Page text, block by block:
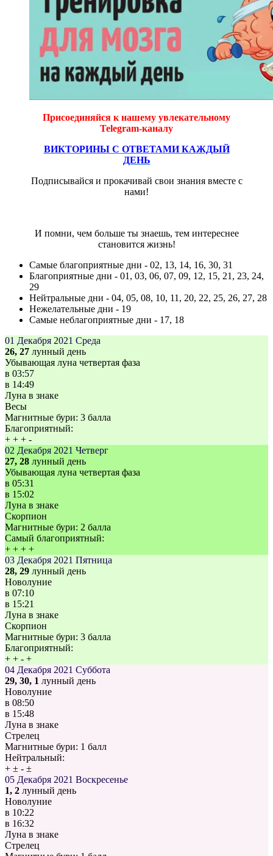
Присоединяйся к нашему увлекательному
Telegram-каналу
ВИКТОРИНЫ С ОТВЕТАМИ КАЖДЫЙ
ДЕНЬ
Подписывайся и прокачивай свои знания вместе с
нами!
И помни, чем больше ты знаешь, тем интереснее
становится жизнь!
Самые благоприятные дни - 02, 13, 14, 16, 30, 31
Благоприятные дни - 01, 03, 06, 07, 09, 12, 15, 21, 23, 24,
29
Нейтральные дни - 04, 05, 08, 10, 11, 20, 22, 25, 26, 27, 28
Нежелательные дни - 19
Самые неблагоприятные дни - 17, 18
01 Декабря 2021 Среда
26, 27 лунный день
Убывающая луна четвертая фаза
в 03:57
в 14:49
Луна в знаке
Весы
Магнитные бури: 3 балла
Благоприятный:
+ + + -
02 Декабря 2021 Четверг
27, 28 лунный день
Убывающая луна четвертая фаза
в 05:31
в 15:02
Луна в знаке
Скорпион
Магнитные бури: 2 балла
Самый благоприятный:
+ + + +
03 Декабря 2021 Пятница
28, 29 лунный день
Новолуние
в 07:10
в 15:21
Луна в знаке
Скорпион
Магнитные бури: 3 балла
Благоприятный:
+ + - +
04 Декабря 2021 Суббота
29, 30, 1 лунный день
Новолуние
в 08:50
в 15:48
Луна в знаке
Стрелец
Магнитные бури: 1 балл
Нейтральный:
+ ± - ±
05 Декабря 2021 Воскресенье
1, 2 лунный день
Новолуние
в 10:22
в 16:32
Луна в знаке
Стрелец